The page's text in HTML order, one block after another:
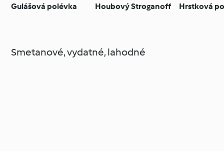
Gulášová polévka Houbový Stroganoff Hrstková
Smetanové, vydatné, lahodné